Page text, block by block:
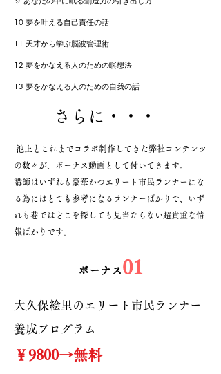
10 夢を叶える自己責任の話
11 天才から学ぶ脳波管理術
12 夢をかなえる人のための瞑想法
13 夢をかなえる人のための自我の話
​さらに・・・
池上とこれまでコラボ制作してきた弊社コンテンツ
の数々が、ボーナス動画として付いてきます。
​講師はいずれも豪華かつエリート市民ランナーにな
る為にはとても参考になるランナーばかりで、いず
れも巷ではどこを探しても見当たらない超貴重な情
報ばかりです。
​ボーナス01
大久保絵里のエリート市民ランナー
養成プログラム
￥9800→無料